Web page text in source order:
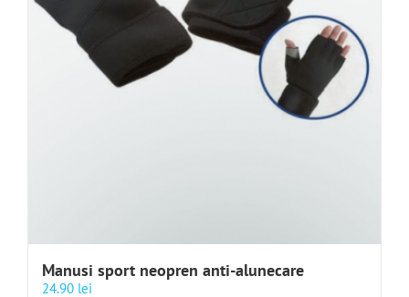
Manusi sport neopren anti-alunecare
24.90 lei